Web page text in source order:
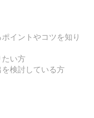
イントやコツを知り
たい方
を検討している方